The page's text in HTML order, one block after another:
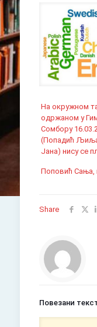
На окружном
одржаном у
Сомбору
(Попадић
Јана) нису се
Поповић Сања,
Share
Повезани